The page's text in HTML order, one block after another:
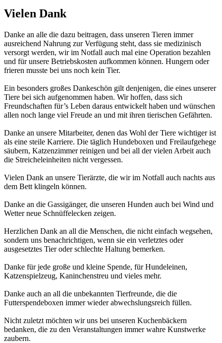
Vielen Dank
Danke an alle die dazu beitragen, dass unseren Tieren immer
ausreichend Nahrung zur Verfügung steht, dass sie medizinisch
versorgt werden, wir im Notfall auch mal eine Operation bezahlen
und für unsere Betriebskosten aufkommen können. Hungern oder
frieren musste bei uns noch kein Tier.
Ein besonders großes Dankeschön gilt denjenigen, die eines unserer
Tiere bei sich aufgenommen haben. Wir hoffen, dass sich
Freundschaften für’s Leben daraus entwickelt haben und wünschen
allen noch lange viel Freude an und mit ihren tierischen Gefährten.
Danke an unsere Mitarbeiter, denen das Wohl der Tiere wichtiger ist
als eine steile Karriere. Die täglich Hundeboxen und Freilaufgehege
säubern, Katzenzimmer reinigen und bei all der vielen Arbeit auch
die Streicheleinheiten nicht vergessen.
Vielen Dank an unsere Tierärzte, die wir im Notfall auch nachts aus
dem Bett klingeln können.
Danke an die Gassigänger, die unseren Hunden auch bei Wind und
Wetter neue Schnüffelecken zeigen.
Herzlichen Dank an all die Menschen, die nicht einfach wegsehen,
sondern uns benachrichtigen, wenn sie ein verletztes oder
ausgesetztes Tier oder schlechte Haltung bemerken.
Danke für jede große und kleine Spende, für Hundeleinen,
Katzenspielzeug, Kaninchenstreu und vieles mehr.
Danke auch an all die unbekannten Tierfreunde, die die
Futterspendeboxen immer wieder abwechslungsreich füllen.
Nicht zuletzt möchten wir uns bei unseren Kuchenbäckern
bedanken, die zu den Veranstaltungen immer wahre Kunstwerke
zaubern.